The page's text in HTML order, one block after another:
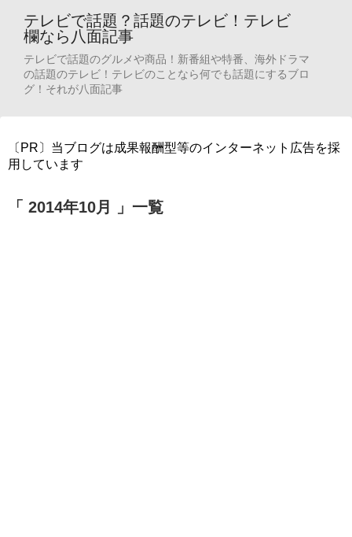
テレビで話題？話題のテレビ！テレビ
欄なら八面記事
テレビで話題のグルメや商品！新番組や特番、海外ドラマ
の話題のテレビ！テレビのことなら何でも話題にするブロ
グ！それが八面記事
〔PR〕当ブログは成果報酬型等のインターネット広告を採
用しています
「 2014年10月 」一覧